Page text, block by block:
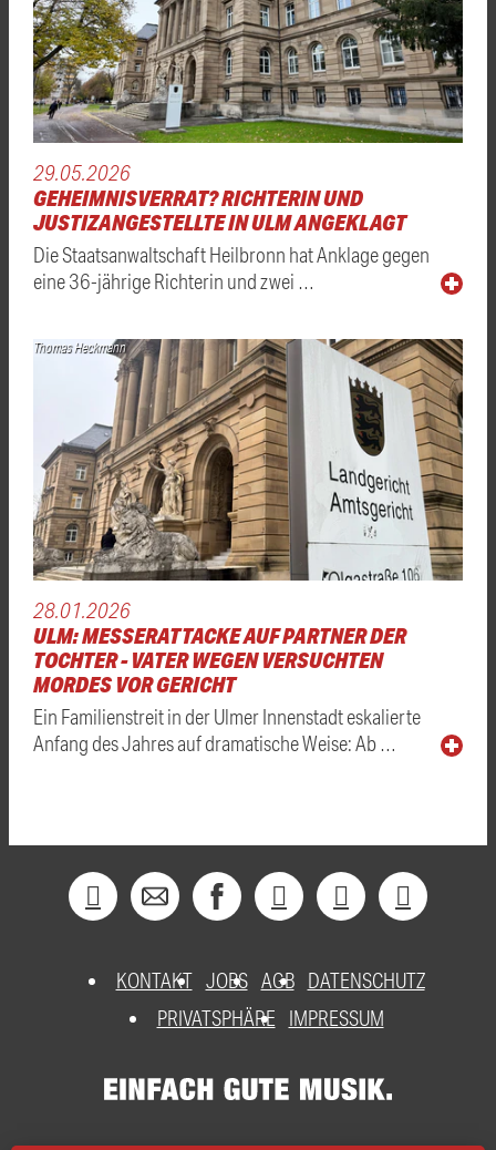
29.05.2026
GEHEIMNISVERRAT? RICHTERIN UND
JUSTIZANGESTELLTE IN ULM ANGEKLAGT
Die Staatsanwaltschaft Heilbronn hat Anklage gegen
eine 36-jährige Richterin und zwei …
Thomas Heckmann
28.01.2026
ULM: MESSERATTACKE AUF PARTNER DER
TOCHTER - VATER WEGEN VERSUCHTEN
MORDES VOR GERICHT
Ein Familienstreit in der Ulmer Innenstadt eskalierte
Anfang des Jahres auf dramatische Weise: Ab …
KONTAKT JOBS AGB DATENSCHUTZ
PRIVATSPHÄRE
IMPRESSUM